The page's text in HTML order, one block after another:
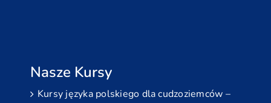
Nasze Kursy
Kursy języka polskiego dla cudzoziemców –